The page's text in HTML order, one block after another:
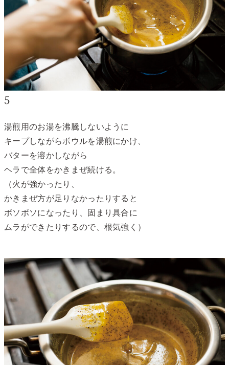
5
湯煎用のお湯を沸騰しないように
キープしながらボウルを湯煎にかけ、
バターを溶かしながら
ヘラで全体をかきまぜ続ける。
（火が強かったり、
かきまぜ方が足りなかったりすると
ボソボソになったり、固まり具合に
ムラができたりするので、根気強く）